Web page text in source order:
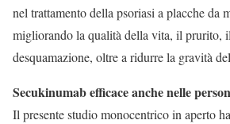
nel trattamento della psoriasi a placche da
migliorando la qualità della vita, il prurito,
desquamazione, oltre a ridurre la gravità
Secukinumab efficace anche nelle
Il presente studio monocentrico in aperto